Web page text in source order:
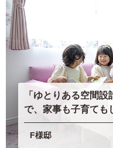
「ゆとりある空間設
で、家事も子育ても
F様邸